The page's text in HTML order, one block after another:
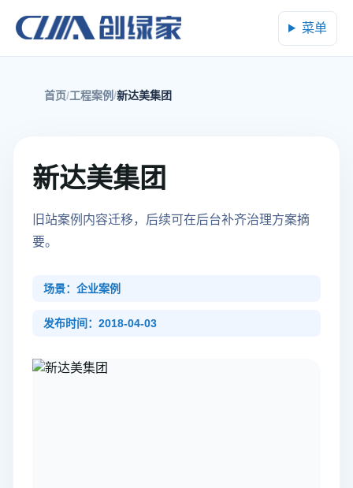
菜单
首页 工程案例 新达美集团
新达美集团
旧站案例内容迁移，后续可在后台补齐治理方案摘
要。
场景：企业案例
发布时间：2018-04-03